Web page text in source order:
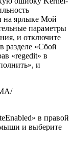
на ярлыке Мой
параметры
и отключите
разделе «Сбой
«regedit» в
и
в правой
и выберите